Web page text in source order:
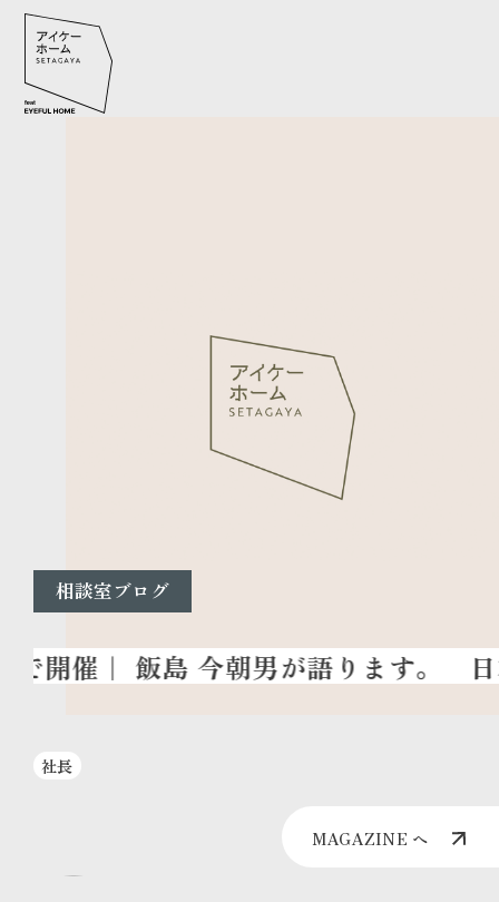
相談室ブログ
日本
社長
MAGAZINE へ